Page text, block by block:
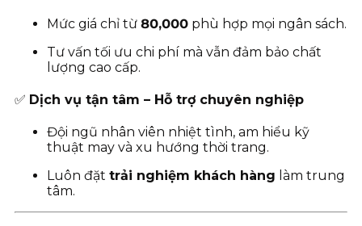
Mức giá chỉ từ 80,000 phù hợp mọi ngân sách.
Tư vấn tối ưu chi phí mà vẫn đảm bảo chất
lượng cao cấp.
✅ Dịch vụ tận tâm – Hỗ trợ chuyên nghiệp
Đội ngũ nhân viên nhiệt tình, am hiểu kỹ
thuật may và xu hướng thời trang.
Luôn đặt trải nghiệm khách hàng làm trung
tâm.